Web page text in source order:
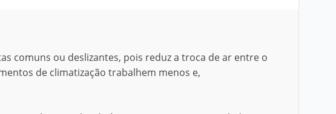
comuns ou deslizantes, pois reduz a troca de ar entre o
de climatização trabalhem menos e,